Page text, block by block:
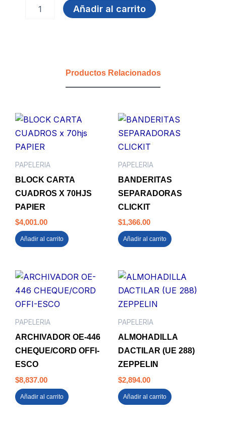
RESALTADOR
AZUL
Añadir al carrito
Productos Relacionados
PAPELERIA
BLOCK CARTA
CUADROS X 70HJS
PAPIER
$4,001.00
Añadir al carrito
PAPELERIA
BANDERITAS
SEPARADORAS
CLICKIT
$1,366.00
Añadir al carrito
PAPELERIA
ARCHIVADOR OE-446
CHEQUE/CORD OFFI-
ESCO
$8,837.00
Añadir al carrito
PAPELERIA
ALMOHADILLA
DACTILAR (UE 288)
ZEPPELIN
$2,894.00
Añadir al carrito